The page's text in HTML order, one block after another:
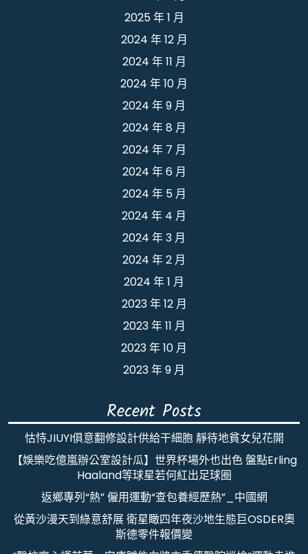
2025 年 1 月
2024 年 12 月
2024 年 11 月
2024 年 10 月
2024 年 9 月
2024 年 8 月
2024 年 7 月
2024 年 6 月
2024 年 5 月
2024 年 4 月
2024 年 3 月
2024 年 2 月
2024 年 1 月
2023 年 12 月
2023 年 11 月
2023 年 10 月
2023 年 9 月
Recent Posts
怙恃JIUYI俱意翻修設計供給干細胞 靜待地貧女兒花開
【娛樂吃億嵐辦公室設計瓜】世界杯場外也出色 盤點Erling
Haaland等球星若何紅出足球圈
返鄉專列“熱” 僱用運動“查包養經歷熱”_中國網
從黃沙漫天到綠意舒展 衛星瞰四年夜沙地生態巨OSDER奧
斯德零件報價變